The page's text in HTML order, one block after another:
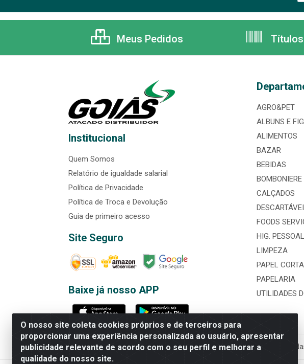
O nosso site coleta cookies próprios e de terceiros para
proporcionar uma experiência personalizada ao usuário, apresentar
publicidade relevante de acordo com o seu perfil e melhorar a
qualidade do nosso site.
Meus Pedidos Títulos
Institucional
Quem Somos
Relatório de igualdade salarial
Política de Privacidade
Política de Troca e Devolução
Guia de primeiro acesso
Site Seguro
Baixe já nosso APP
AGRO&PET
ALBUNS E
ALIMENTOS
BAZAR
BEBIDAS
BOMBONIERE
CALÇADOS
FOODS
HIG.
LIMPEZA
PAPEL
PAPELARIA
UTILIDADES
Rede Brasil - Avenida Universitária, nº 3860, Jardim